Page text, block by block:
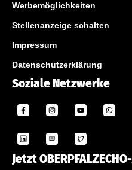
Werbemöglichkeiten
Stellenanzeige schalten
Impressum
Datenschutzerklärung
Soziale Netzwerke
Jetzt